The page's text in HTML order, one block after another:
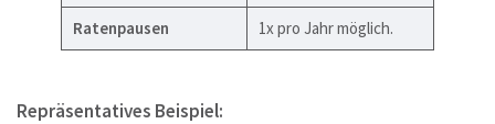
Ratenpausen 1x pro Jahr möglich.
Repräsentatives Beispiel: